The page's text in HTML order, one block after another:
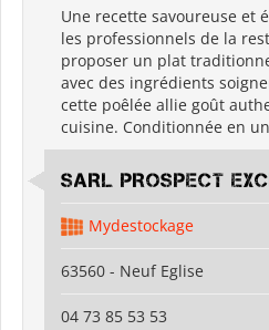
Une recette savoureuse et
les professionnels de la
proposer un plat
avec des ingrédients
cette poêlée allie goût
cuisine. Conditionnée en
SARL PROSPECT
Mydestockage
63560 - Neuf Eglise
04 73 85 53 53